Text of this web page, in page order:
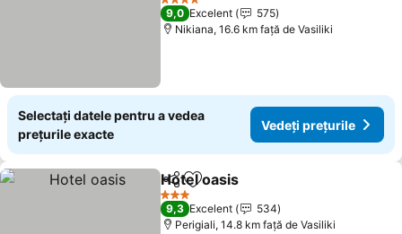
Vedeți prețurile
4 Stele
9,0 Excelent
575
Nikiana, 16.6 km faţă de Vasiliki
Selectați datele pentru a vedea
prețurile exacte
Vedeți prețurile
DistribuițiAdăugaţi la favorite
Hotel oasis
3 Stele
9,3 Excelent
534
Perigiali, 14.8 km faţă de Vasiliki